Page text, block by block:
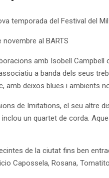
temporada del Festival del
al BARTS
amb Isobell Campbell
a banda dels seus
amb deixos blues i ambients
de Imitations, el seu altre
un quartet de corda.
de la ciutat fins ben
Capossela, Rosana,